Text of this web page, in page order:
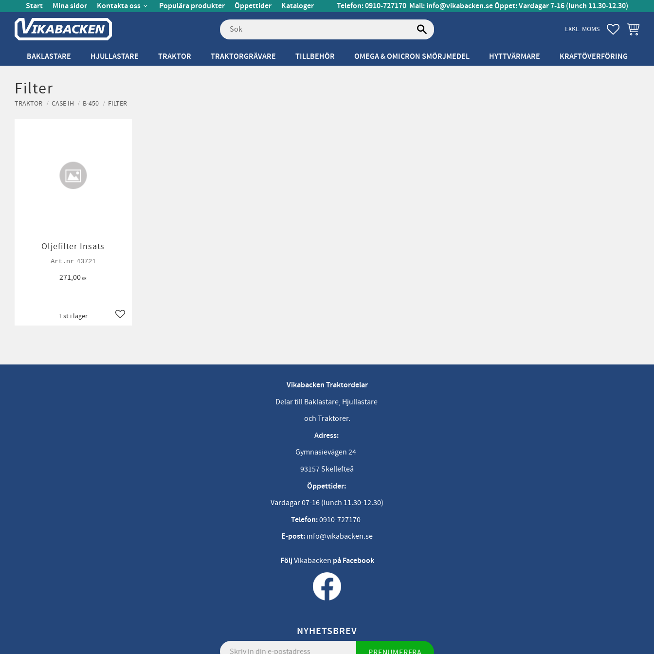
Start Mina sidor Kontakta oss Populära produkter Öppettider Kataloger Telefon: 0910-727170 Mail:info@vikabacken.seÖppet: Vardagar 7-16 (lunch 11.30‑12.30)
EXKL. MOMS FAVORITER
BAKLASTARE HJULLASTARE TRAKTOR TRAKTORGRÄVARE TILLBEHÖR OMEGA & OMICRON SMÖRJMEDEL HYTTVÄRMARE KRAFTÖVERFÖRING
Filter
TRAKTOR CASE IH B-450 FILTER
Oljefilter Insats
43721
271,00KR
Lägg till i favoriter
1 st i lager
Vikabacken Traktordelar
Delar till Baklastare, Hjullastare
och Traktorer.
Adress:
Gymnasievägen 24
93157 Skellefteå
Öppettider:
Vardagar 07-16 (lunch 11.30-12.30)
Telefon:0910-727170
E-post: info@vikabacken.se
FöljVikabacken på Facebook
NYHETSBREV